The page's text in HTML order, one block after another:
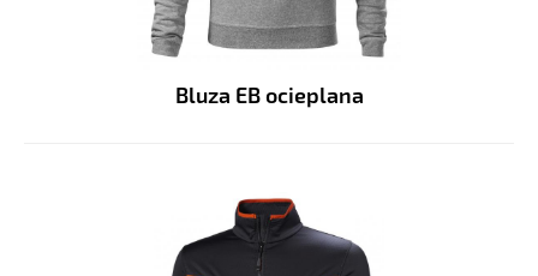
Bluza EB ocieplana